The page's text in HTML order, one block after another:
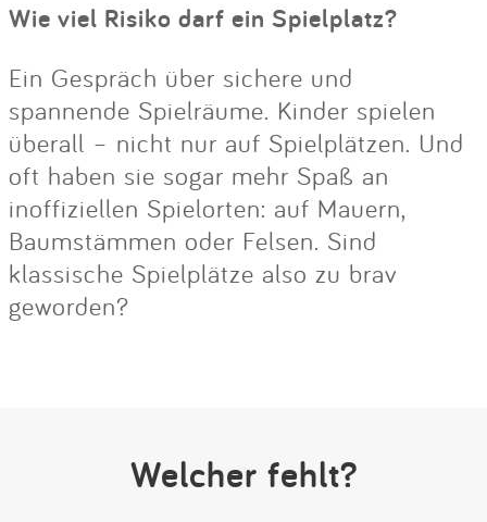
Wie viel Risiko darf ein Spielplatz?
Ein Gespräch über sichere und
spannende Spielräume. Kinder spielen
überall – nicht nur auf Spielplätzen. Und
oft haben sie sogar mehr Spaß an
inoffiziellen Spielorten: auf Mauern,
Baumstämmen oder Felsen. Sind
klassische Spielplätze also zu brav
geworden?
Welcher fehlt?